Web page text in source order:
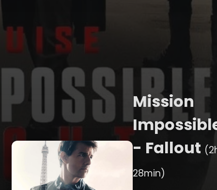
Mission
- Fallout
28min)